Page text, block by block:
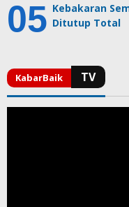
Kebakaran
Ditutup Total